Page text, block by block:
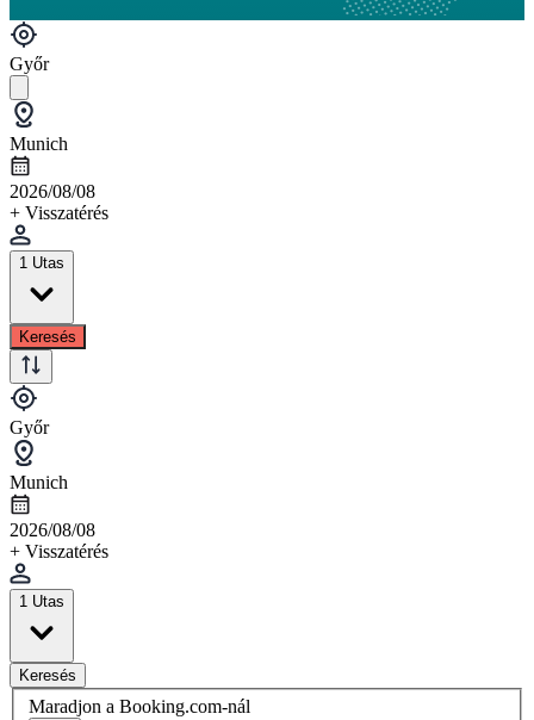
Győr
Munich
2026/08/08
+ Visszatérés
1 Utas
Keresés
Győr
Munich
2026/08/08
+ Visszatérés
1 Utas
Keresés
Maradjon a Booking.com-nál